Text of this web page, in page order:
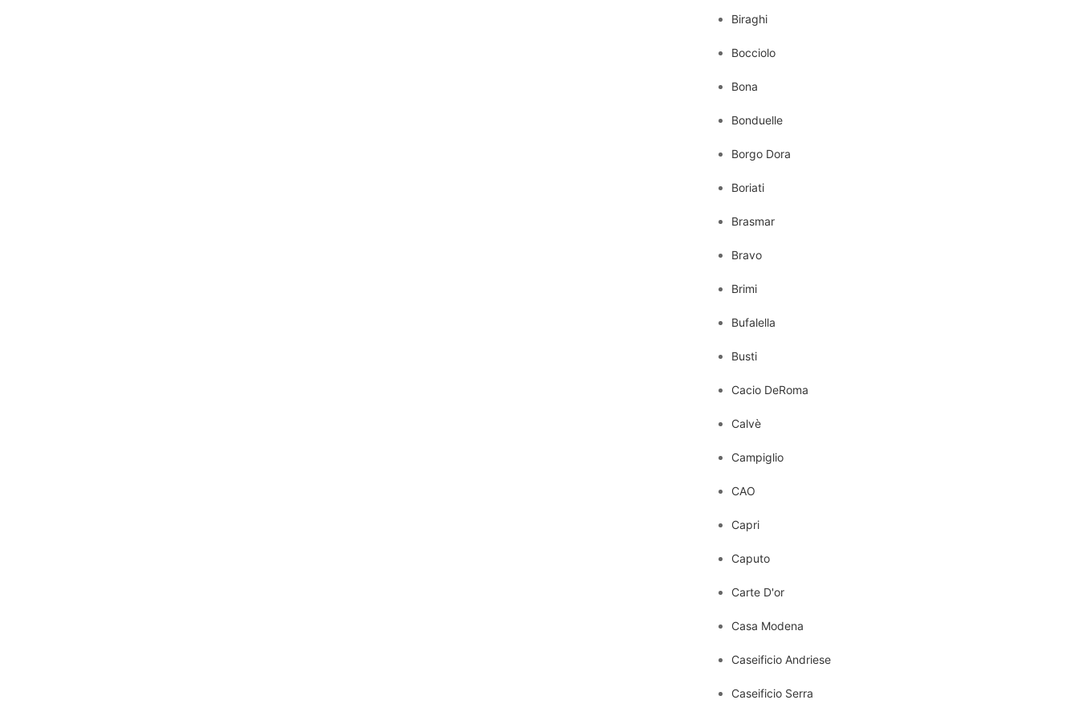
Biraghi
Bocciolo
Bona
Bonduelle
Borgo Dora
Boriati
Brasmar
Bravo
Brimi
Bufalella
Busti
Cacio DeRoma
Calvè
Campiglio
CAO
Capri
Caputo
Carte D'or
Casa Modena
Caseificio Andriese
Caseificio Serra